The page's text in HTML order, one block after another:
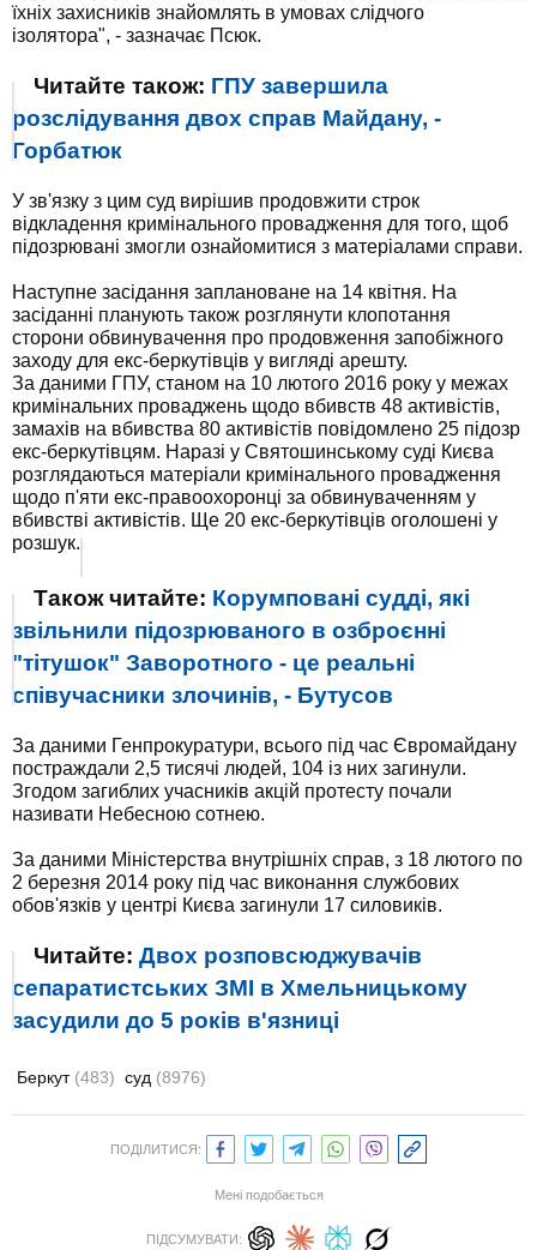
їхніх захисників знайомлять в умовах слідчого
ізолятора", - зазначає Псюк.
Читайте також: ГПУ завершила
розслідування двох справ Майдану, -
Горбатюк
У зв'язку з цим суд вирішив продовжити строк
відкладення кримінального провадження для того, щоб
підозрювані змогли ознайомитися з матеріалами справи.
Наступне засідання заплановане на 14 квітня. На
засіданні планують також розглянути клопотання
сторони обвинувачення про продовження запобіжного
заходу для екс-беркутівців у вигляді арешту.
За даними ГПУ, станом на 10 лютого 2016 року у межах
кримінальних проваджень щодо вбивств 48 активістів,
замахів на вбивства 80 активістів повідомлено 25 підозр
екс-беркутівцям. Наразі у Святошинському суді Києва
розглядаються матеріали кримінального провадження
щодо п'яти екс-правоохоронці за обвинуваченням у
вбивстві активістів. Ще 20 екс-беркутівців оголошені у
розшук.
Також читайте: Корумповані судді, які
звільнили підозрюваного в озброєнні
"тітушок" Заворотного - це реальні
співучасники злочинів, - Бутусов
За даними Генпрокуратури, всього під час Євромайдану
постраждали 2,5 тисячі людей, 104 із них загинули.
Згодом загиблих учасників акцій протесту почали
називати Небесною сотнею.
За даними Міністерства внутрішніх справ, з 18 лютого по
2 березня 2014 року під час виконання службових
обов'язків у центрі Києва загинули 17 силовиків.
Читайте: Двох розповсюджувачів
сепаратистських ЗМІ в Хмельницькому
засудили до 5 років в'язниці
Беркут (483) суд (8976)
ПОДІЛИТИСЯ:
Мені подобається
ПІДСУМУВАТИ: